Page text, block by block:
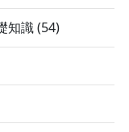
知識 (54)